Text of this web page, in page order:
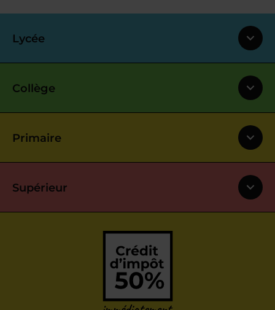
Lycée
Collège
Primaire
Supérieur